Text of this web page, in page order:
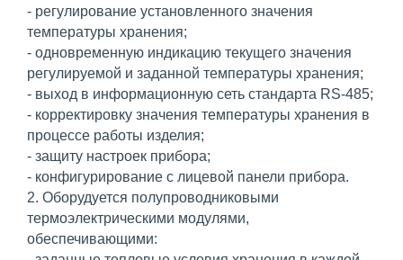
- регулирование установленного значения
температуры хранения;
- одновременную индикацию текущего значения
регулируемой и заданной температуры хранения;
- выход в информационную сеть стандарта RS-485;
- корректировку значения температуры хранения в
процессе работы изделия;
- защиту настроек прибора;
- конфигурирование с лицевой панели прибора.
2. Оборудуется полупроводниковыми
термоэлектрическими модулями,
обеспечивающими: